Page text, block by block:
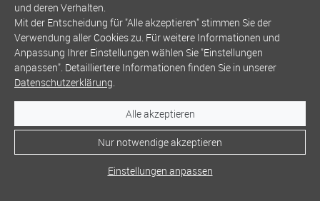
und deren Verhalten.
Mit der Entscheidung für "Alle akzeptieren" stimmen Sie der
Verwendung aller Cookies zu. Für weitere Informationen und
Anpassung Ihrer Einstellungen wählen Sie "Einstellungen
anpassen". Detailliertere Informationen finden Sie in unserer
Datenschutzerklärung.
Alle akzeptieren
Nur notwendige akzeptieren
Einstellungen anpassen